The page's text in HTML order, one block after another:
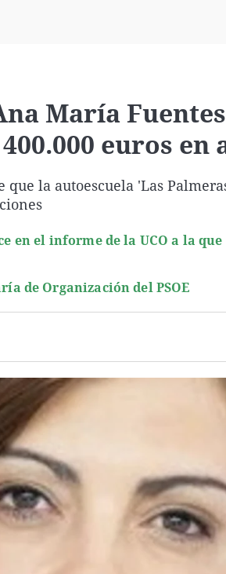
María
euros en
la autoescuela 'Las
en el informe de la UCO a la que
de Organización del PSOE